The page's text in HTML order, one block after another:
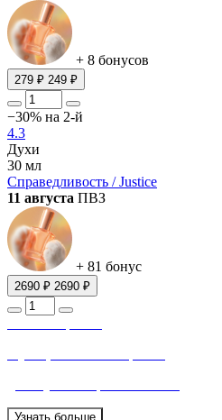
+ 8 бонусов
279 ₽ 249 ₽
−30% на 2-й
4.3
Духи
30 мл
Справедливость / Justice
11 августа ПВЗ
+ 81 бонус
2690 ₽ 2690 ₽
Узнать больше